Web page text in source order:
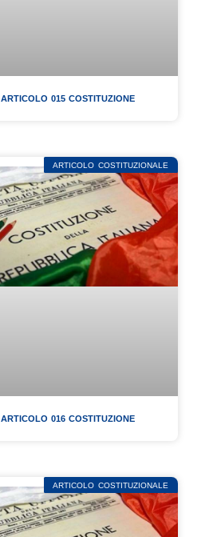
ARTICOLO 015 COSTITUZIONE
ARTICOLO COSTITUZIONALE
ARTICOLO 016 COSTITUZIONE
ARTICOLO COSTITUZIONALE